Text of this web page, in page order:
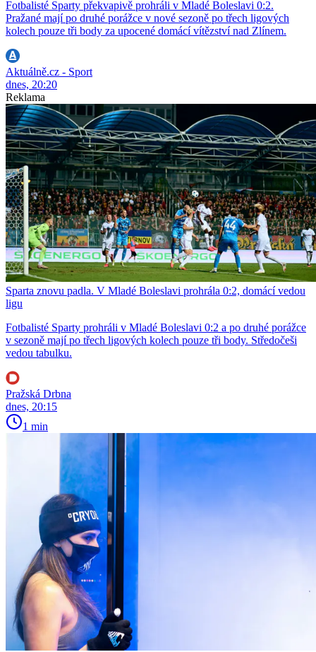
Fotbalisté Sparty překvapivě prohráli v Mladé Boleslavi 0:2.
Pražané mají po druhé porážce v nové sezoně po třech ligových
kolech pouze tři body za upocené domácí vítězství nad Zlínem.
Aktuálně.cz - Sport
dnes, 20:20
Reklama
Sparta znovu padla. V Mladé Boleslavi prohrála 0:2, domácí vedou
ligu
Fotbalisté Sparty prohráli v Mladé Boleslavi 0:2 a po druhé porážce
v sezoně mají po třech ligových kolech pouze tři body. Středočeši
vedou tabulku.
Pražská Drbna
dnes, 20:15
1 min